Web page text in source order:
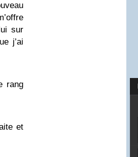
sur
j’ai
rang
et